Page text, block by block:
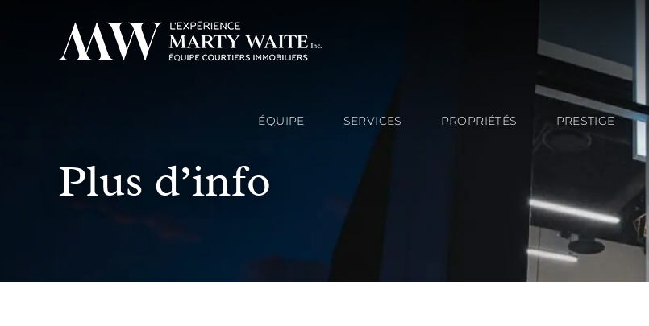
ÉQUIPE SERVICES PROPRIÉTÉS PRESTIGE
Plus d’info